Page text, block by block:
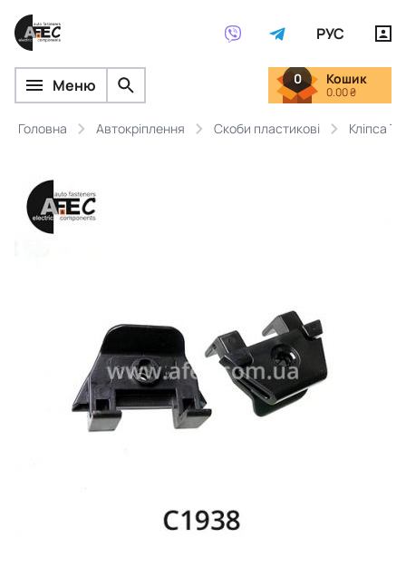
РУС
Меню 0 Кошик
0.00 ₴
Головна Автокріплення Скоби пластикові Кліпса